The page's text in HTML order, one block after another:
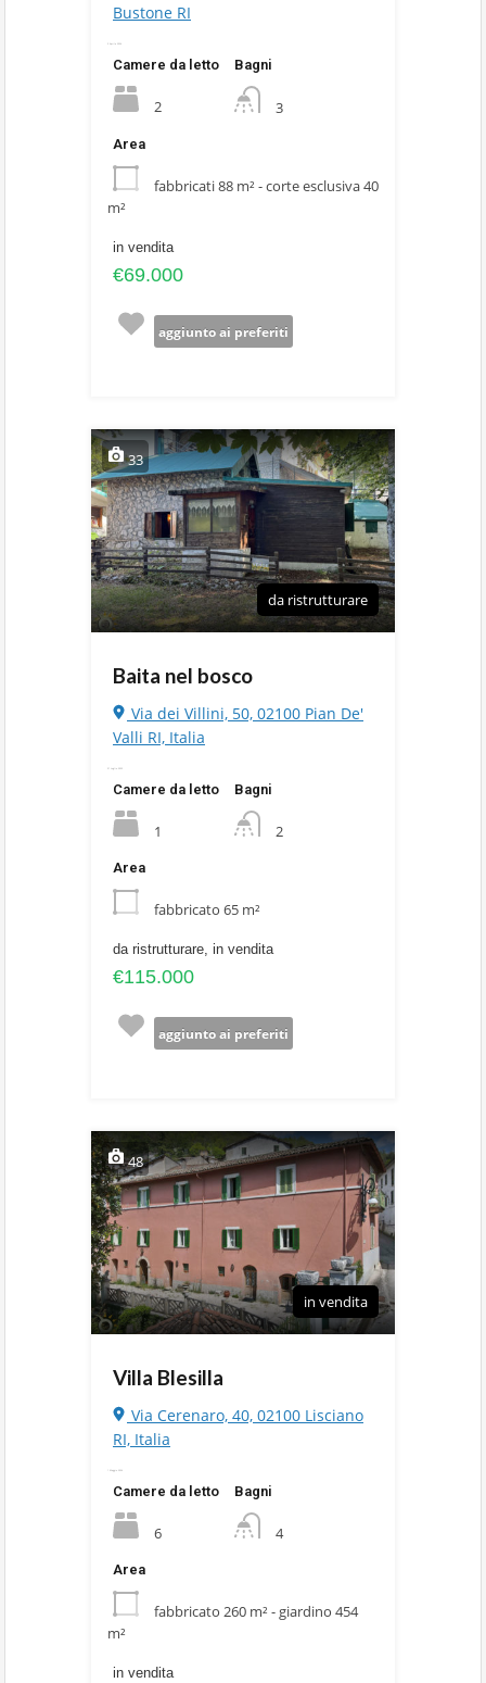
Bustone RI
9 Aprile 2024
Camere da letto
2
Bagni
3
Area
fabbricati 88 m² - corte esclusiva 40
m²
in vendita
€69.000
aggiunto ai preferiti
33
da ristrutturare
Baita nel bosco
Via dei Villini, 50, 02100 Pian De'
Valli RI, Italia
31 Luglio 2025
Camere da letto
1
Bagni
2
Area
fabbricato 65 m²
da ristrutturare, in vendita
€115.000
aggiunto ai preferiti
48
in vendita
Villa Blesilla
Via Cerenaro, 40, 02100 Lisciano
RI, Italia
1 Maggio 2026
Camere da letto
6
Bagni
4
Area
fabbricato 260 m² - giardino 454
m²
in vendita